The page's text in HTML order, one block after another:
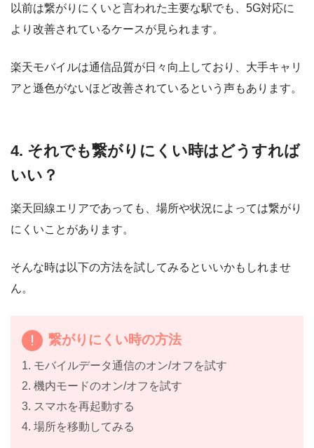
以前は繋がりにくいと言われた主要な駅でも、5G対応に
より改善されているケースが見られます。
楽天モバイルは通信品質が日々向上しており、大手キャリ
アと遜色がないほど改善されているという声もあります。
4. それでも繋がりにくい時はどうすれば
いい？
楽天回線エリアであっても、場所や状況によっては繋がり
にくいことがあります。
そんな時は以下の方法を試してみるといいかもしれませ
ん。
繋がりにくい時の方法
1. モバイルデータ通信のオン/オフを試す
2. 機内モードのオン/オフを試す
3. スマホを再起動する
4. 場所を移動してみる